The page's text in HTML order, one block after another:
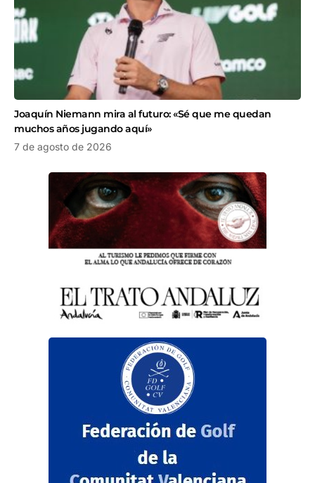
Joaquín Niemann mira al futuro: «Sé que me quedan
muchos años jugando aquí»
7 de agosto de 2026